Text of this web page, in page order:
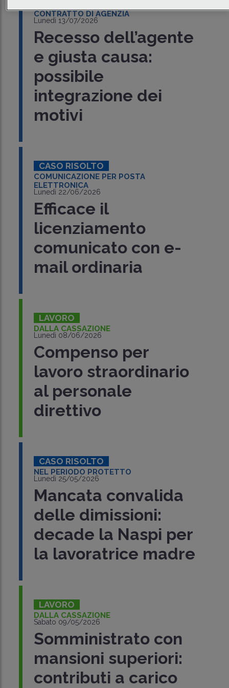
CONTRATTO DI AGENZIA
Lunedì 13/07/2026
Recesso dell’agente
e giusta causa:
possibile
integrazione dei
motivi
CASO RISOLTO
COMUNICAZIONE PER POSTA
ELETTRONICA
Lunedì 22/06/2026
Efficace il
licenziamento
comunicato con e-
mail ordinaria
LAVORO
DALLA CASSAZIONE
Lunedì 08/06/2026
Compenso per
lavoro straordinario
al personale
direttivo
CASO RISOLTO
NEL PERIODO PROTETTO
Lunedì 25/05/2026
Mancata convalida
delle dimissioni:
decade la Naspi per
la lavoratrice madre
LAVORO
DALLA CASSAZIONE
Sabato 09/05/2026
Somministrato con
mansioni superiori:
contributi a carico